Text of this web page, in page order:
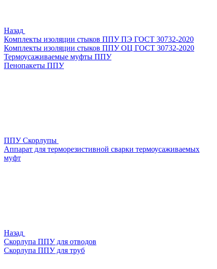
Назад
Комплекты изоляции стыков ППУ ПЭ ГОСТ 30732-2020
Комплекты изоляции стыков ППУ ОЦ ГОСТ 30732-2020
Термоусаживаемые муфты ППУ
Пенопакеты ППУ
ППУ Скорлупы
Аппарат для терморезистивной сварки термоусаживаемых
муфт
Назад
Скорлупа ППУ для отводов
Скорлупа ППУ для труб